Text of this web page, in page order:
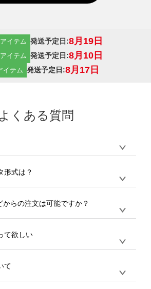
イテム 発送予定日:8月19日
イテム 発送予定日:8月10日
イテム 発送予定日:8月17日
よくある質問
承っております。デザインツールから
の作成から決済まで完了できます。
上やシルク印刷など、大口注文の場合
ートが担当するエコバッグコンシェル
ラーコンシェルをご利用ください。製
数量が多ければ多いほど、オンデマンド
スよりも低価格で製作することが可能で
形式は？
データ形式は、JPG / PNG / AI / PSD /
式になります。データの最大サイズ
どもアップロード可能です。使用できな
エラーになります。（※ Illustratorか
入稿には対応していません。AIで保存
インツールからアップロードして下さ
からの注文は可能ですか？
け付けております。30個以上のご製
えの方は、サポートが担当するエコバ
用頂ければ、電話やFAX、メールなど
が可能です。
て欲しい
欲しい。などの場合は、製作数量が
であれば、サポート担当が、デザイ
て